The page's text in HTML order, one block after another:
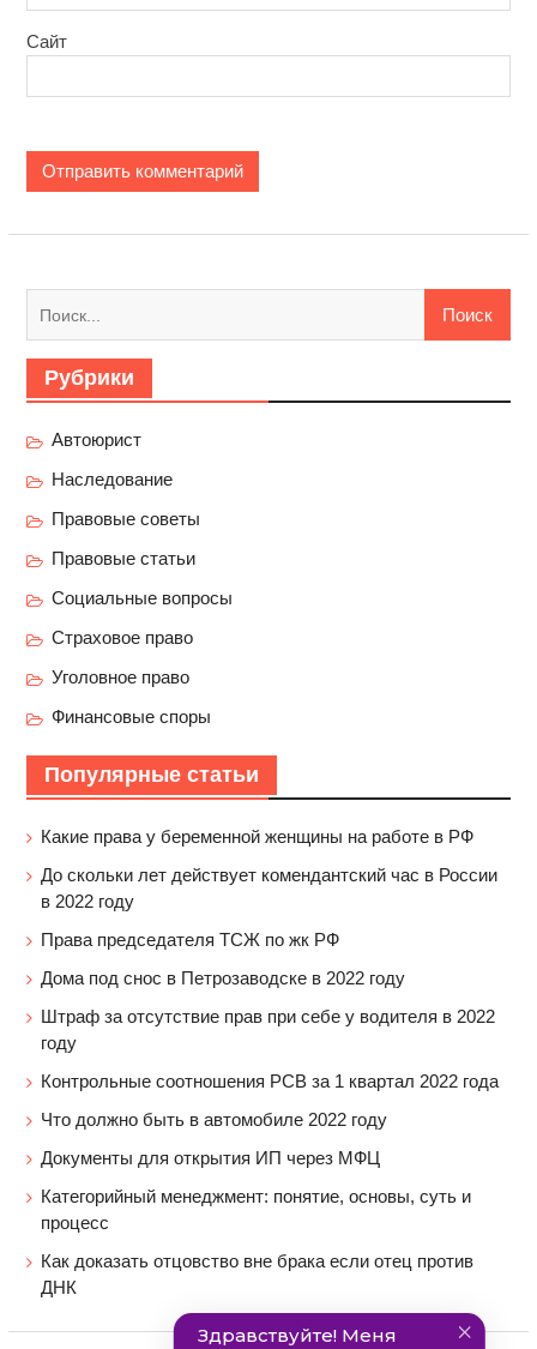
Сайт
Рубрики
Автоюрист
Наследование
Правовые советы
Правовые статьи
Социальные вопросы
Страховое право
Уголовное право
Финансовые споры
Популярные статьи
Какие права у беременной женщины на работе в РФ
До скольки лет действует комендантский час в России
в 2022 году
Права председателя ТСЖ по жк РФ
Дома под снос в Петрозаводске в 2022 году
Штраф за отсутствие прав при себе у водителя в 2022
году
Контрольные соотношения РСВ за 1 квартал 2022 года
Что должно быть в автомобиле 2022 году
Документы для открытия ИП через МФЦ
Категорийный менеджмент: понятие, основы, суть и
процесс
Как доказать отцовство вне брака если отец против
ДНК